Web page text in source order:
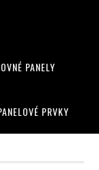
PANELY
PRVKY